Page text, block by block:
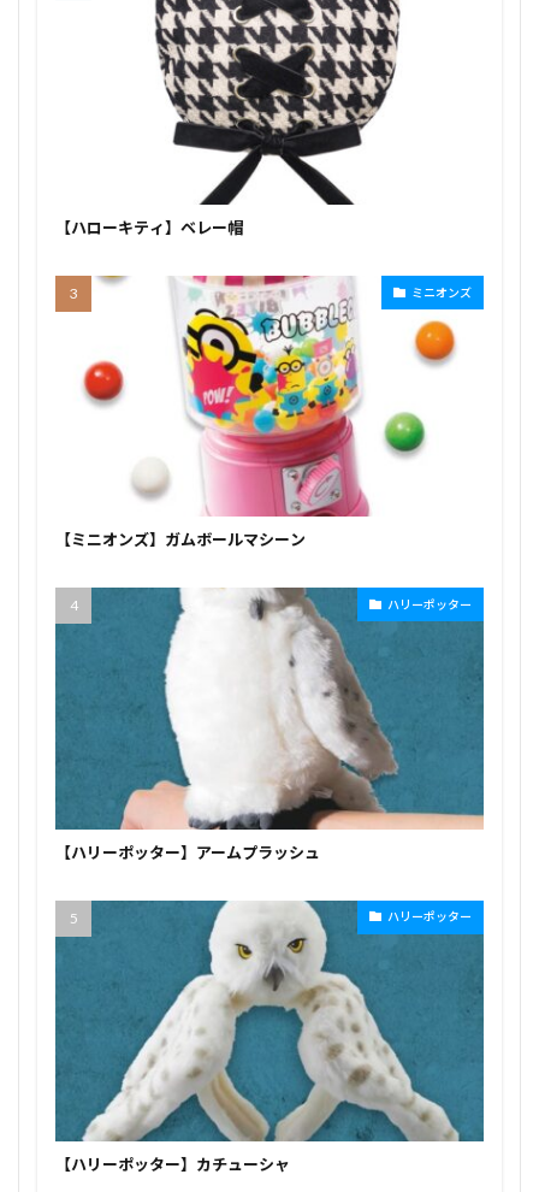
【ハローキティ】ベレー帽
ミニオンズ
【ミニオンズ】ガムボールマシーン
ハリーポッター
【ハリーポッター】アームプラッシュ
ハリーポッター
【ハリーポッター】カチューシャ